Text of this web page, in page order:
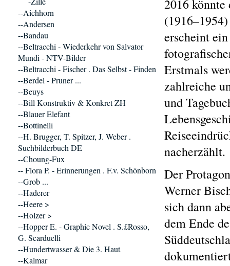
2016
erscheint
Erstmals
zahlreiche
und
nacherzählt.
Der
Werner
sich dann
dem Ende
--Aichhorn
--Andersen
--Bandau
--Beltracchi - Wiederkehr von Salvator
Mundi - NTV-Bilder
--Beltracchi - Fischer . Das Selbst - Finden
--Berdel - Pruner ...
--Beuys
--Bill Konstruktiv & Konkret ZH
--Blauer Elefant
--Bottinelli
--H. Brugger, T. Spitzer, J. Weber .
Suchbilderbuch DE
--Choung-Fux
-- Flora P. - Erinnerungen . F.v. Schönborn
--Grob ...
--Haderer
--Heere >
--Holzer >
--Hopper E. - Graphic Novel . S.£Rosso,
G. Scarduelli
--Hundertwasser & Die 3. Haut
--Kalmar